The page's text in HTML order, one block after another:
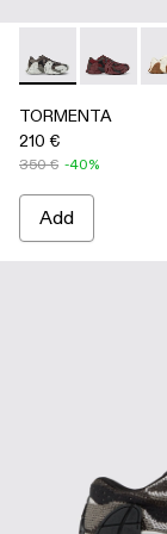
TORMENTA -
TORMENTA
210 €
350 € -40%
Add